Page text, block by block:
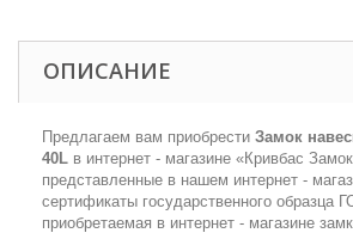
ОПИСАНИЕ
Предлагаем вам приобрести Замок
40L в интернет - магазине «Кривбас
представленные в нашем интернет -
сертификаты государственного образца
приобретаемая в интернет - магазине